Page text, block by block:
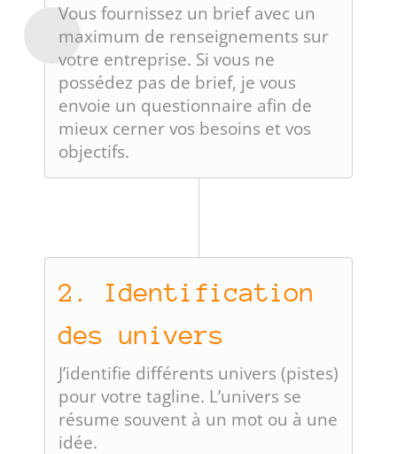
Vous fournissez un brief avec un
maximum de renseignements sur
votre entreprise. Si vous ne
possédez pas de brief, je vous
envoie un questionnaire afin de
mieux cerner vos besoins et vos
objectifs.
2. Identification
des univers
J’identifie différents univers (pistes)
pour votre tagline. L’univers se
résume souvent à un mot ou à une
idée.